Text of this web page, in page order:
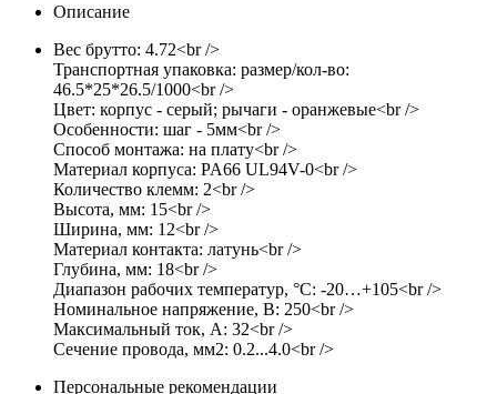
Описание
Вес брутто: 4.72<br />
Транспортная упаковка: размер/кол-во:
46.5*25*26.5/1000<br />
Цвет: корпус - серый; рычаги - оранжевые<br />
Особенности: шаг - 5мм<br />
Способ монтажа: на плату<br />
Материал корпуса: PA66 UL94V-0<br />
Количество клемм: 2<br />
Высота, мм: 15<br />
Ширина, мм: 12<br />
Материал контакта: латунь<br />
Глубина, мм: 18<br />
Диапазон рабочих температур, °C: -20…+105<br />
Номинальное напряжение, В: 250<br />
Максимальный ток, А: 32<br />
Сечение провода, мм2: 0.2...4.0<br />
Персональные рекомендации